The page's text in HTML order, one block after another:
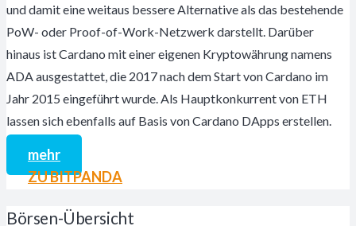
und damit eine weitaus bessere Alternative als das bestehende
PoW- oder Proof-of-Work-Netzwerk darstellt. Darüber
hinaus ist Cardano mit einer eigenen Kryptowährung namens
ADA ausgestattet, die 2017 nach dem Start von Cardano im
Jahr 2015 eingeführt wurde. Als Hauptkonkurrent von ETH
lassen sich ebenfalls auf Basis von Cardano DApps erstellen.
mehr
ZU BITPANDA
Börsen-Übersicht